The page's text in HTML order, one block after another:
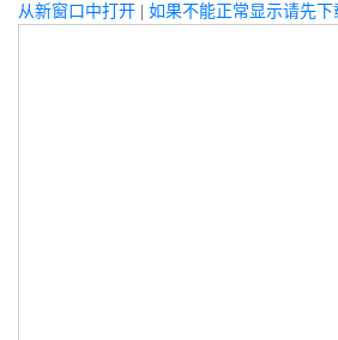
从新窗口中打开 | 如果不能正常显示请先下